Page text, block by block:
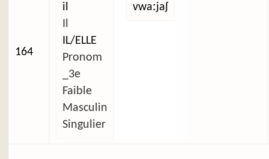
164
il
IL/ELLE
Pronom
_3e
Faible
Masculin
Singulier
vwaːjaʃ